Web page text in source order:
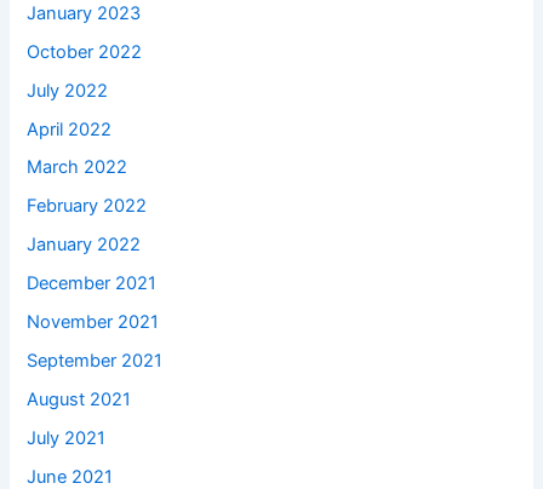
January 2023
October 2022
July 2022
April 2022
March 2022
February 2022
January 2022
December 2021
November 2021
September 2021
August 2021
July 2021
June 2021